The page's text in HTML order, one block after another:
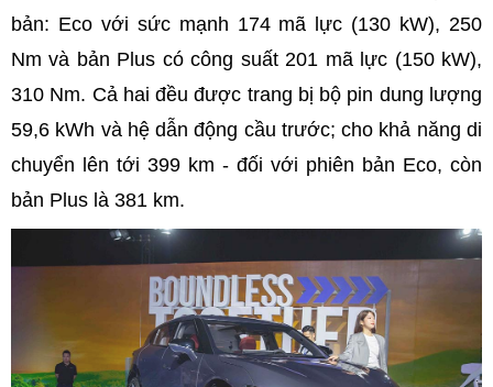
bản: Eco với sức mạnh 174 mã lực (130 kW), 250
Nm và bản Plus có công suất 201 mã lực (150 kW),
310 Nm. Cả hai đều được trang bị bộ pin dung lượng
59,6 kWh và hệ dẫn động cầu trước; cho khả năng di
chuyển lên tới 399 km - đối với phiên bản Eco, còn
bản Plus là 381 km.